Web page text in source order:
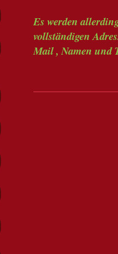
Es werden
vollständigen
Mail , Namen und